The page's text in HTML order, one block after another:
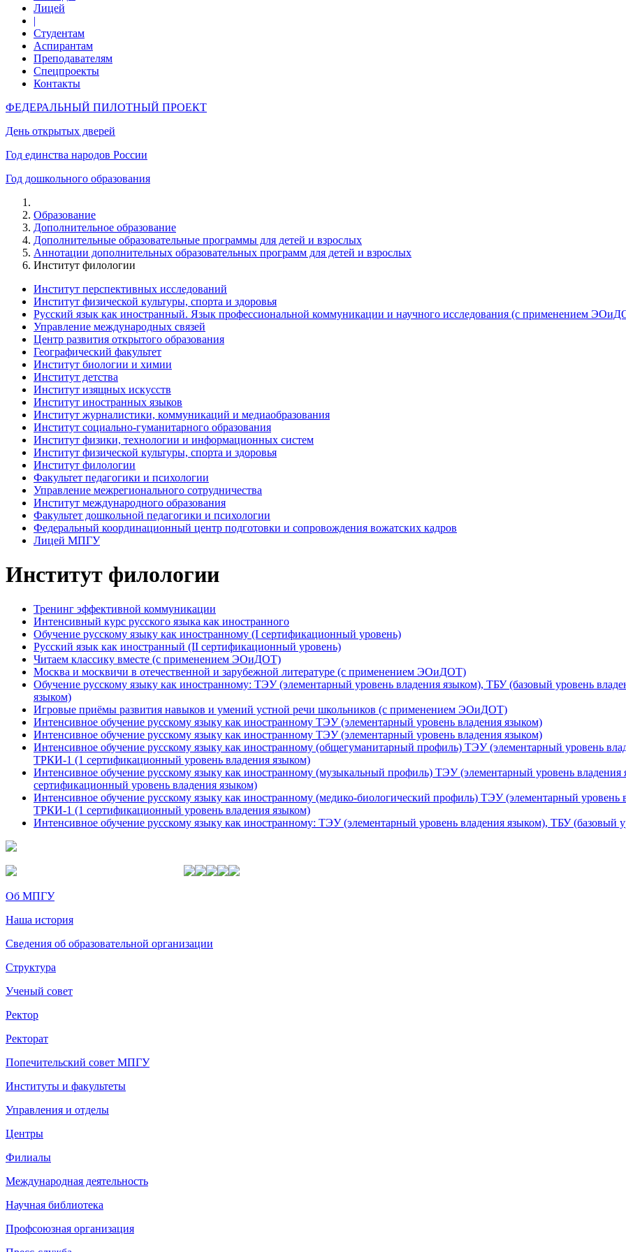
Лицей
|
Студентам
Аспирантам
Преподавателям
Спецпроекты
Контакты
ФЕДЕРАЛЬНЫЙ ПИЛОТНЫЙ ПРОЕКТ
День открытых дверей
Год единства народов России
Год дошкольного образования
Образование
Дополнительное образование
Дополнительные образовательные программы для детей и взрослых
Аннотации дополнительных образовательных программ для детей и взрослых
Институт филологии
Институт перспективных исследований
Институт физической культуры, спорта и здоровья
Русский язык как иностранный. Язык профессиональной коммуникации и научного исследования (с применением
Управление международных связей
Центр развития открытого образования
Географический факультет
Институт биологии и химии
Институт детства
Институт изящных искусств
Институт иностранных языков
Институт журналистики, коммуникаций и медиаобразования
Институт социально-гуманитарного образования
Институт физики, технологии и информационных систем
Институт физической культуры, спорта и здоровья
Институт филологии
Факультет педагогики и психологии
Управление межрегионального сотрудничества
Институт международного образования
Факультет дошкольной педагогики и психологии
Федеральный координационный центр подготовки и сопровождения вожатских кадров
Лицей МПГУ
Институт филологии
Тренинг эффективной коммуникации
Интенсивный курс русского языка как иностранного
Обучение русскому языку как иностранному (I сертификационный уровень)
Русский язык как иностранный (II сертификационный уровень)
Читаем классику вместе (с применением ЭОиДОТ)
Москва и москвичи в отечественной и зарубежной литературе (с применением ЭОиДОТ)
Обучение русскому языку как иностранному: ТЭУ (элементарный уровень владения языком), ТБУ (базовый уровень
языком)
Игровые приёмы развития навыков и умений устной речи школьников (с применением ЭОиДОТ)
Интенсивное обучение русскому языку как иностранному ТЭУ (элементарный уровень владения языком)
Интенсивное обучение русскому языку как иностранному ТЭУ (элементарный уровень владения языком)
Интенсивное обучение русскому языку как иностранному (общегуманитарный профиль) ТЭУ (элементарный уровень
ТРКИ-1 (1 сертификационный уровень владения языком)
Интенсивное обучение русскому языку как иностранному (музыкальный профиль) ТЭУ (элементарный уровень
сертификационный уровень владения языком)
Интенсивное обучение русскому языку как иностранному (медико-биологический профиль) ТЭУ (элементарный
ТРКИ-1 (1 сертификационный уровень владения языком)
Интенсивное обучение русскому языку как иностранному: ТЭУ (элементарный уровень владения языком), ТБУ
Об МПГУ
Наша история
Сведения об образовательной организации
Структура
Ученый совет
Ректор
Ректорат
Попечительский совет МПГУ
Институты и факультеты
Управления и отделы
Центры
Филиалы
Международная деятельность
Научная библиотека
Профсоюзная организация